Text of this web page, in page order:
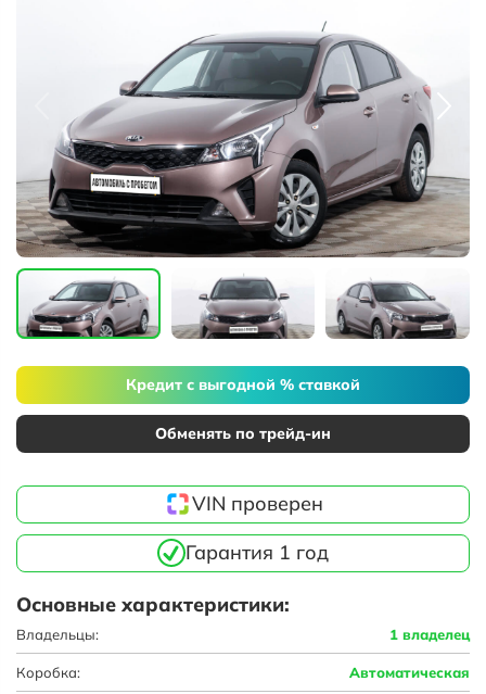
Кредит с выгодной % ставкой
Обменять по трейд-ин
VIN проверен
Гарантия 1 год
Основные характеристики:
Владельцы: 1 владелец
Коробка: Автоматическая